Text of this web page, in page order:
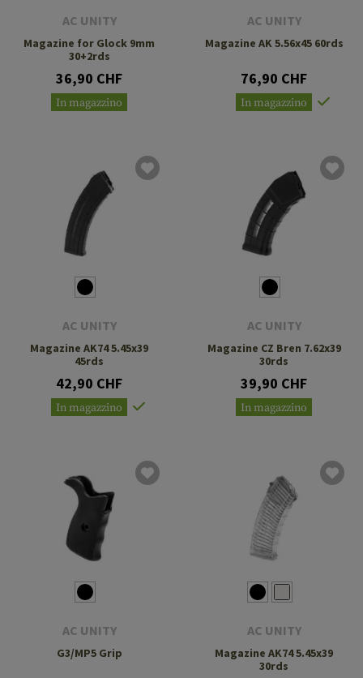
AC UNITY
Magazine for Glock 9mm
30+2rds
36,90 CHF
In magazzino
AC UNITY
Magazine AK 5.56x45 60rds
76,90 CHF
In magazzino
AC UNITY
Magazine AK74 5.45x39
45rds
42,90 CHF
In magazzino
AC UNITY
Magazine CZ Bren 7.62x39
30rds
39,90 CHF
In magazzino
AC UNITY
G3/MP5 Grip
AC UNITY
Magazine AK74 5.45x39
30rds